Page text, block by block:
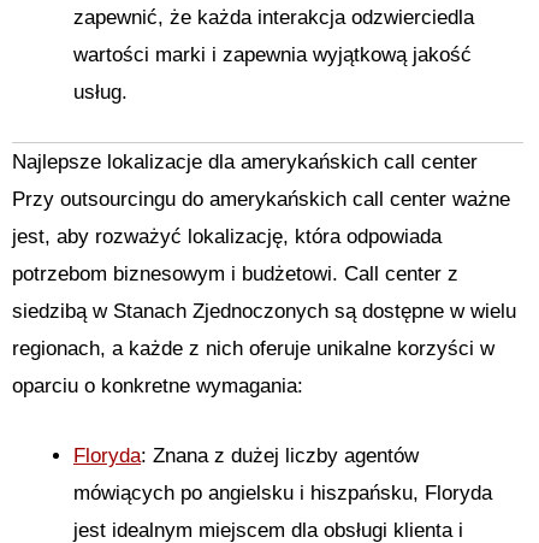
zapewnić, że każda interakcja odzwierciedla
wartości marki i zapewnia wyjątkową jakość
usług.
Najlepsze lokalizacje dla amerykańskich call center
Przy outsourcingu do amerykańskich call center ważne
jest, aby rozważyć lokalizację, która odpowiada
potrzebom biznesowym i budżetowi. Call center z
siedzibą w Stanach Zjednoczonych są dostępne w wielu
regionach, a każde z nich oferuje unikalne korzyści w
oparciu o konkretne wymagania:
Floryda: Znana z dużej liczby agentów
mówiących po angielsku i hiszpańsku, Floryda
jest idealnym miejscem dla obsługi klienta i